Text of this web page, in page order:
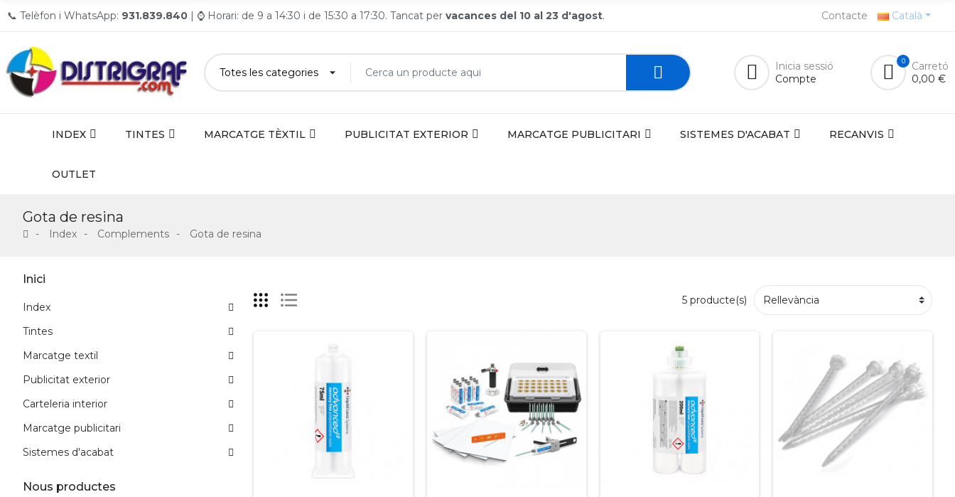
📞 Telèfon i WhatsApp: 931.839.840 | ⌚ Horari: de 9 a 14:30 i de 15:30 a 17:30. Tancat per vacances del 10 al 23 d'agost. Contacte Català
Inicia sessió
Compte
0
Carretó
0,00 €
INDEX TINTES MARCATGE TÈXTIL PUBLICITAT EXTERIOR MARCATGE PUBLICITARI SISTEMES D'ACABAT RECANVIS
OUTLET
Gota de resina
Index Complements Gota de resina
Inici
Index
Tintes
Marcatge textil
Publicitat exterior
Carteleria interior
Marcatge publicitari
Sistemes d'acabat
Nous productes
5 producte(s)